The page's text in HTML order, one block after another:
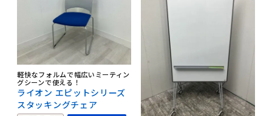
軽快なフォルムで幅広いミーティン
グシーンで使える！
ライオン エピットシリーズ
スタッキングチェア